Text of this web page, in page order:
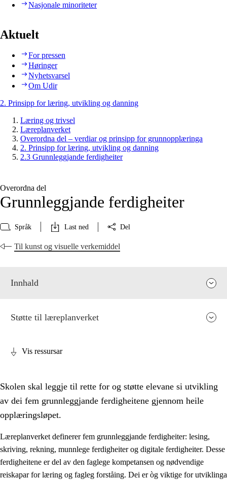
Nasjonale minoriteter
Aktuelt
For pressen
Høringer
Nyhetsvarsel
Om Udir
2. Prinsipp for læring, utvikling og danning
Læring og trivsel
Læreplanverket
Overordna del – verdiar og prinsipp for grunnopplæringa
2. Prinsipp for læring, utvikling og danning
2.3 Grunnleggjande ferdigheiter
Overordna del
Grunnleggjande ferdigheiter
Språk Last ned Del
Til kunst og visuelle verkemiddel
Innhald
2. Prinsipp for læring, utvikling og danning
Sosial læring og utvikling
Støtte til læreplanverket
Vis ressursar
Skolen skal leggje til rette for og støtte elevane si utvikling
av dei fem grunnleggjande ferdigheitene gjennom heile
opplæringsløpet.
Læreplanverket definerer fem grunnleggjande ferdigheiter: lesing,
skriving, rekning, munnlege ferdigheiter og digitale ferdigheiter. Desse
ferdigheitene er del av den faglege kompetansen og nødvendige
reiskapar for læring og fagleg forståing. Dei er òg viktige for utviklinga